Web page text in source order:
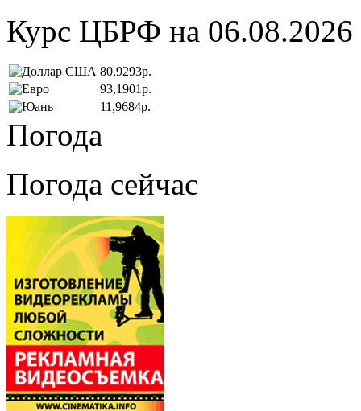
Курс ЦБРФ на 06.08.2026
80,9293р.
93,1901р.
11,9684р.
Погода
Погода сейчас